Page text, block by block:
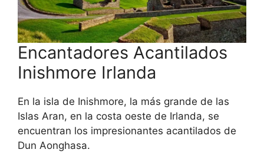
Encantadores Acantilados
Inishmore Irlanda
En la isla de Inishmore, la más grande de las
Islas Aran, en la costa oeste de Irlanda, se
encuentran los impresionantes acantilados de
Dun Aonghasa.